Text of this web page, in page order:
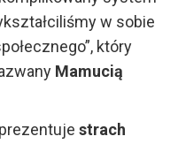
w sobie
który
Mamucią
strach